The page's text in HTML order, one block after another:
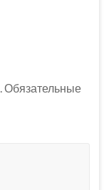
Обязательные